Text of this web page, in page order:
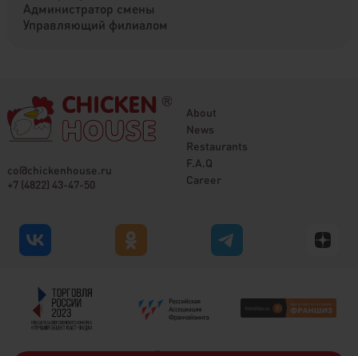
Администратор смены
Управляющий филиалом
co@chickenhouse.ru
+7 (4822) 43-47-50
About
News
Restaurants
F.A.Q
Career